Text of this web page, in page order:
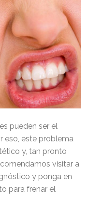
pueden ser el
eso, este problema
y, tan pronto
visitar a
y ponga en
para frenar el